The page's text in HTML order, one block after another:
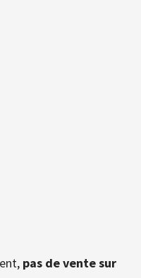
pas de vente sur